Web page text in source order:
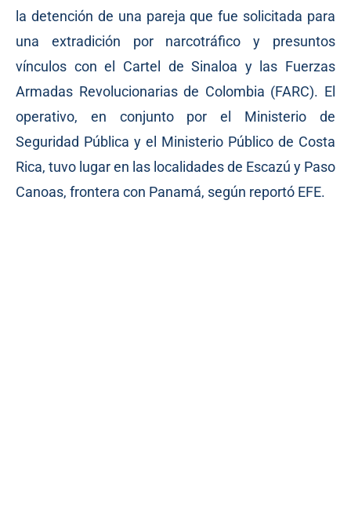
la detención de una pareja que fue solicitada para
una extradición por narcotráfico y presuntos
vínculos con el Cartel de Sinaloa y las Fuerzas
Armadas Revolucionarias de Colombia (FARC). El
operativo, en conjunto por el Ministerio de
Seguridad Pública y el Ministerio Público de Costa
Rica, tuvo lugar en las localidades de Escazú y Paso
Canoas, frontera con Panamá, según reportó EFE.